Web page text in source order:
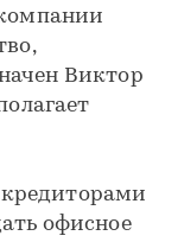
Виктор
кредиторами
офисное